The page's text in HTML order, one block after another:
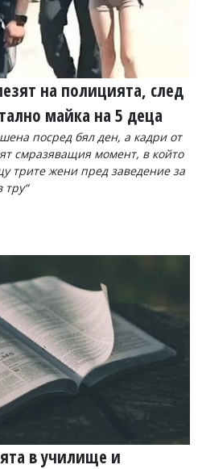
на полицията, след
майка на 5 деца
посред бял ден, а кадри от
смразяващия момент, в който
трите жени пред заведение за
в училище и